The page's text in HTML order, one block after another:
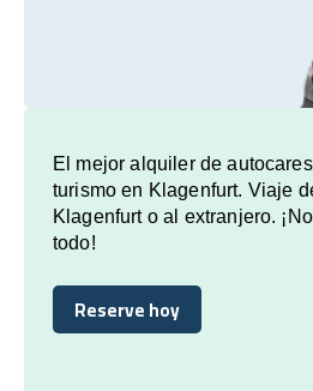
El mejor alquiler de
turismo en Klagenfurt. Viaje
Klagenfurt o al extranjero.
todo!
Reserve hoy
Reserve hoy